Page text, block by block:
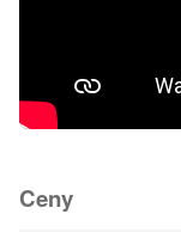
Ceny